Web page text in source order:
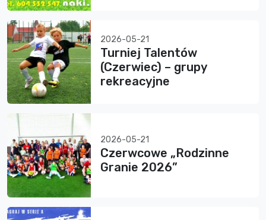
2026-05-21
Turniej Talentów
(Czerwiec) – grupy
rekreacyjne
2026-05-21
Czerwcowe „Rodzinne
Granie 2026”